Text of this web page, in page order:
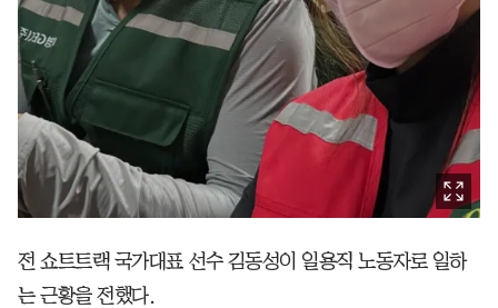
전 쇼트트랙 국가대표 선수 김동성이 일용직 노동자로 일하
는 근황을 전했다.